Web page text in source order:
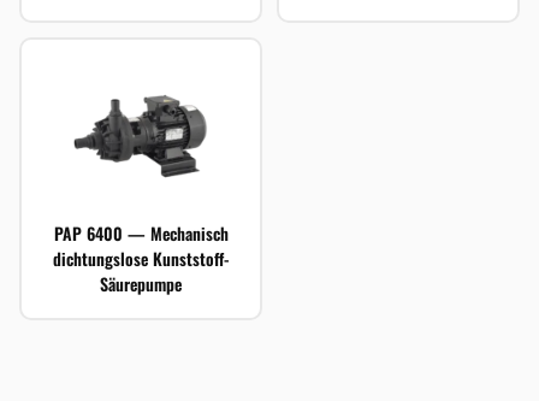
PAP 6400 — Mechanisch
dichtungslose Kunststoff-
Säurepumpe